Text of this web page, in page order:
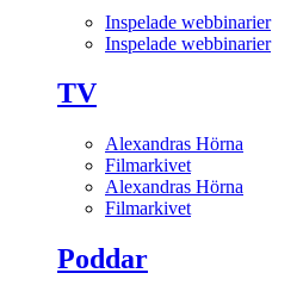
Inspelade webbinarier
Inspelade webbinarier
TV
Alexandras Hörna
Filmarkivet
Alexandras Hörna
Filmarkivet
Poddar